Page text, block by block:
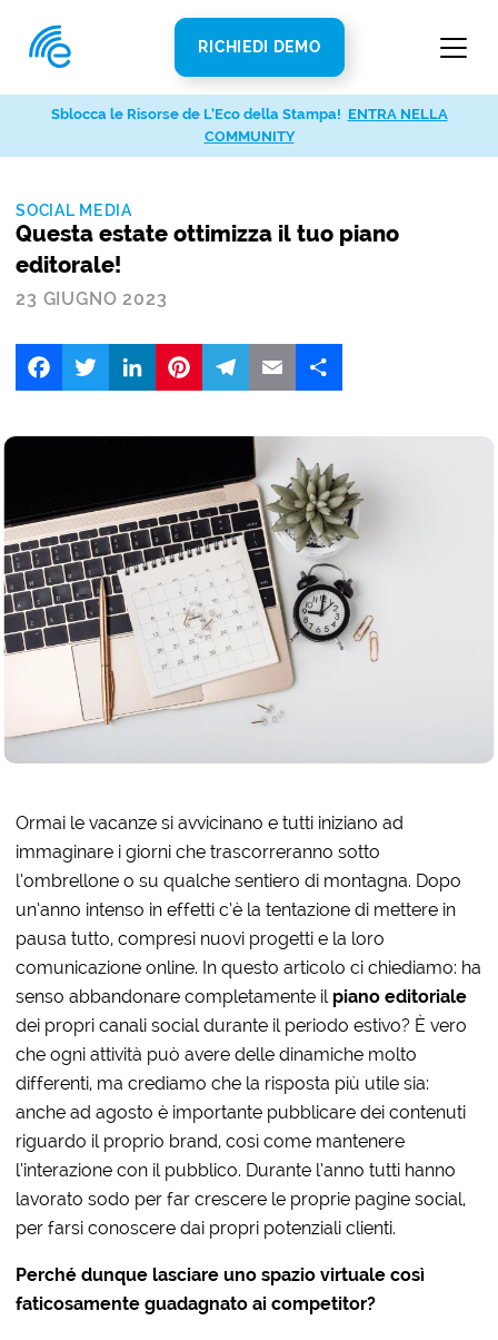
RICHIEDI DEMO
SOCIAL MEDIA
Questa estate ottimizza il tuo piano
editorale!
23 GIUGNO 2023
FacebookTwitter LinkedIn
Ormai le vacanze si avvicinano e tutti iniziano ad
immaginare i giorni che trascorreranno sotto
l’ombrellone o su qualche sentiero di montagna. Dopo
un’anno intenso in effetti c’è la tentazione di mettere in
pausa tutto, compresi nuovi progetti e la loro
comunicazione online. In questo articolo ci chiediamo: ha
senso abbandonare completamente il piano editoriale
dei propri canali social durante il periodo estivo? È vero
che ogni attività può avere delle dinamiche molto
differenti, ma crediamo che la risposta più utile sia:
anche ad agosto è importante pubblicare dei contenuti
riguardo il proprio brand, così come mantenere
l’interazione con il pubblico. Durante l’anno tutti hanno
lavorato sodo per far crescere le proprie pagine social,
per farsi conoscere dai propri potenziali clienti.
Perché dunque lasciare uno spazio virtuale così
faticosamente guadagnato ai competitor?
Sblocca le Risorse de L’Eco della Stampa! ENTRA NELLA
COMMUNITY